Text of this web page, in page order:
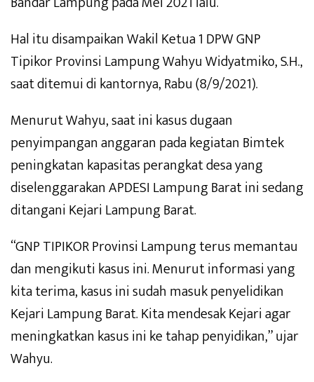
Hal itu disampaikan Wakil Ketua 1 DPW GNP
Tipikor Provinsi Lampung Wahyu Widyatmiko, S.H.,
saat ditemui di kantornya, Rabu (8/9/2021).
Menurut Wahyu, saat ini kasus dugaan
penyimpangan anggaran pada kegiatan Bimtek
peningkatan kapasitas perangkat desa yang
diselenggarakan APDESI Lampung Barat ini sedang
ditangani Kejari Lampung Barat.
“GNP TIPIKOR Provinsi Lampung terus memantau
dan mengikuti kasus ini. Menurut informasi yang
kita terima, kasus ini sudah masuk penyelidikan
Kejari Lampung Barat. Kita mendesak Kejari agar
meningkatkan kasus ini ke tahap penyidikan,” ujar
Wahyu.